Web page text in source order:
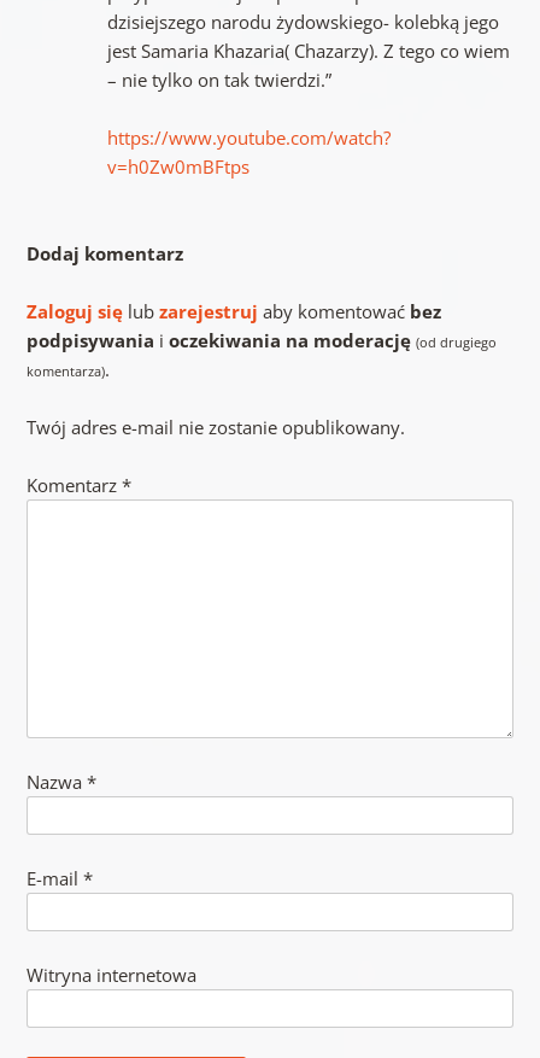
dzisiejszego narodu żydowskiego- kolebką jego
jest Samaria Khazaria( Chazarzy). Z tego co wiem
– nie tylko on tak twierdzi.”
https://www.youtube.com/watch?
v=h0Zw0mBFtps
Dodaj komentarz
Zaloguj sięlub zarejestruj aby komentować bez
podpisywania i oczekiwania na moderację (od drugiego
komentarza).
Twój adres e-mail nie zostanie opublikowany.
Komentarz *
Nazwa *
E-mail *
Witryna internetowa